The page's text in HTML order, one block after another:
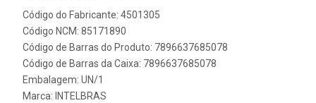
Código do Fabricante: 4501305
Código NCM: 85171890
Código de Barras do Produto: 7896637685078
Código de Barras da Caixa: 7896637685078
Embalagem: UN/1
Marca: INTELBRAS